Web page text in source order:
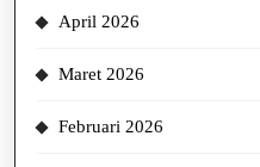
April 2026
Maret 2026
Februari 2026